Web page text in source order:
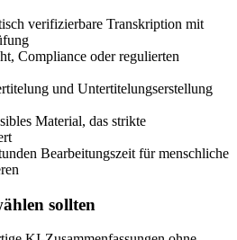
verifizierbare Transkription mit
Compliance oder regulierten
und Untertitelungserstellung
Material, das strikte
Bearbeitungszeit für menschliche
sollten